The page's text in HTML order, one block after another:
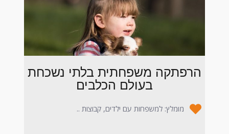
הרפתקה משפחתית בלתי נשכחת
בעולם הכלבים
מומלץ: למשפחות עם ילדים, קבוצות ..